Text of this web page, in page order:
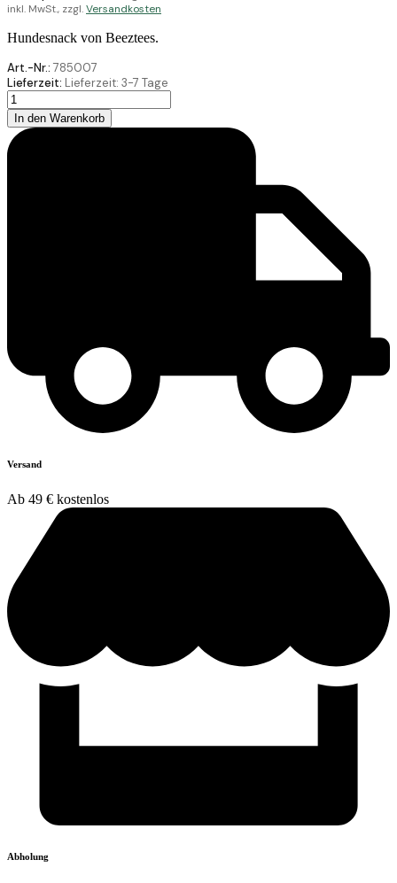
inkl. MwSt., zzgl.Versandkosten
Hundesnack von Beeztees.
Art.-Nr.: 785007
Lieferzeit: Lieferzeit: 3-7 Tage
Beeztees
Mini
Bones
Mix
In den Warenkorb
Versand
Ab 49 € kostenlos
Abholung